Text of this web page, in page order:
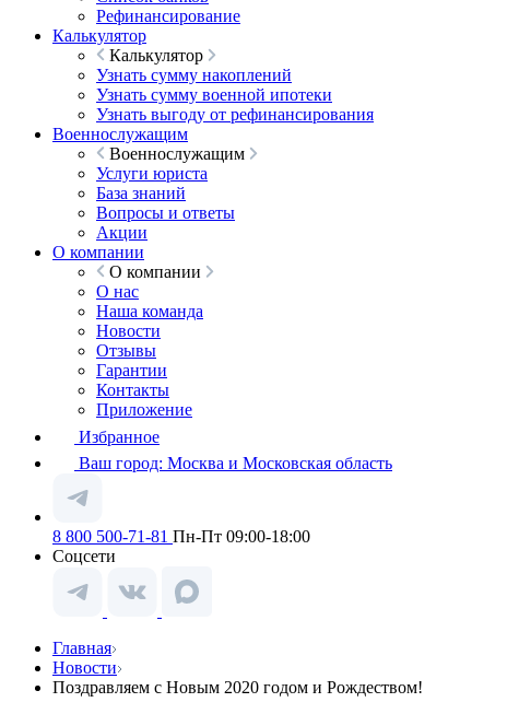
Рефинансирование
Калькулятор
Калькулятор
Узнать сумму накоплений
Узнать сумму военной ипотеки
Узнать выгоду от рефинансирования
Военнослужащим
Военнослужащим
Услуги юриста
База знаний
Вопросы и ответы
Акции
О компании
О компании
О нас
Наша команда
Новости
Отзывы
Гарантии
Контакты
Приложение
Избранное
Ваш город: Москва и Московская область
8 800 500-71-81 Пн-Пт 09:00-18:00
Соцсети
Главная
Новости
Поздравляем с Новым 2020 годом и Рождеством!